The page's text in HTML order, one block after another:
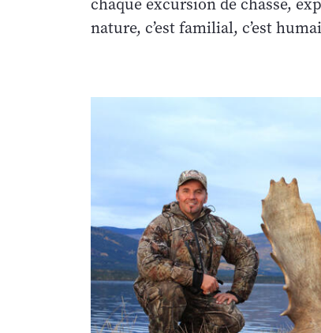
chaque excursion de chasse,
nature, c’est familial, c’est